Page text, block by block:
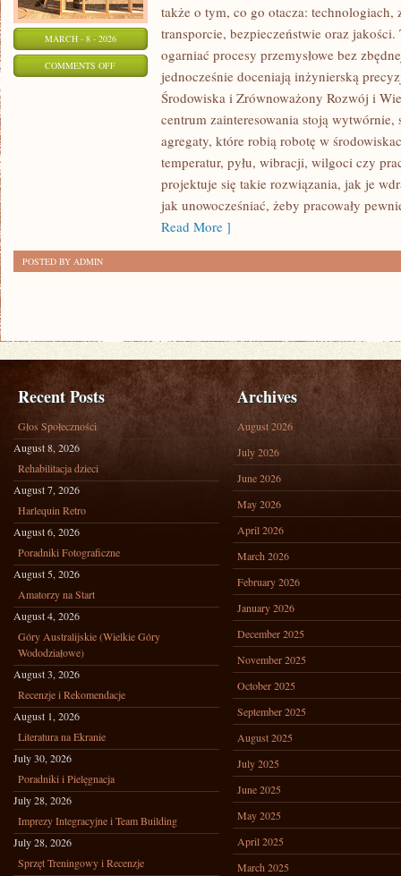
MARCH - 8 - 2026
COMMENTS OFFON
PRZEMYSŁ
także o tym, co go otacza: technologiach,
transporcie, bezpieczeństwie oraz
ogarniać procesy przemysłowe bez
jednocześnie doceniają inżynierską
Środowiska i Zrównoważony Rozwój i
centrum zainteresowania stoją wytwórnie,
agregaty, które robią robotę w
temperatur, pyłu, wibracji, wilgoci czy
projektuje się takie rozwiązania, jak je
jak unowocześniać, żeby pracowały
Read More ]
POSTED BY ADMIN
Recent Posts
Głos Społeczności
August 8, 2026
Rehabilitacja dzieci
August 7, 2026
Harlequin Retro
August 6, 2026
Poradniki Fotograficzne
August 5, 2026
Amatorzy na Start
August 4, 2026
Góry Australijskie (Wielkie Góry
Wododziałowe)
August 3, 2026
Recenzje i Rekomendacje
August 1, 2026
Literatura na Ekranie
July 30, 2026
Poradniki i Pielęgnacja
July 28, 2026
Imprezy Integracyjne i Team Building
July 28, 2026
Sprzęt Treningowy i Recenzje
Archives
August 2026
July 2026
June 2026
May 2026
April 2026
March 2026
February 2026
January 2026
December 2025
November 2025
October 2025
September 2025
August 2025
July 2025
June 2025
May 2025
April 2025
March 2025